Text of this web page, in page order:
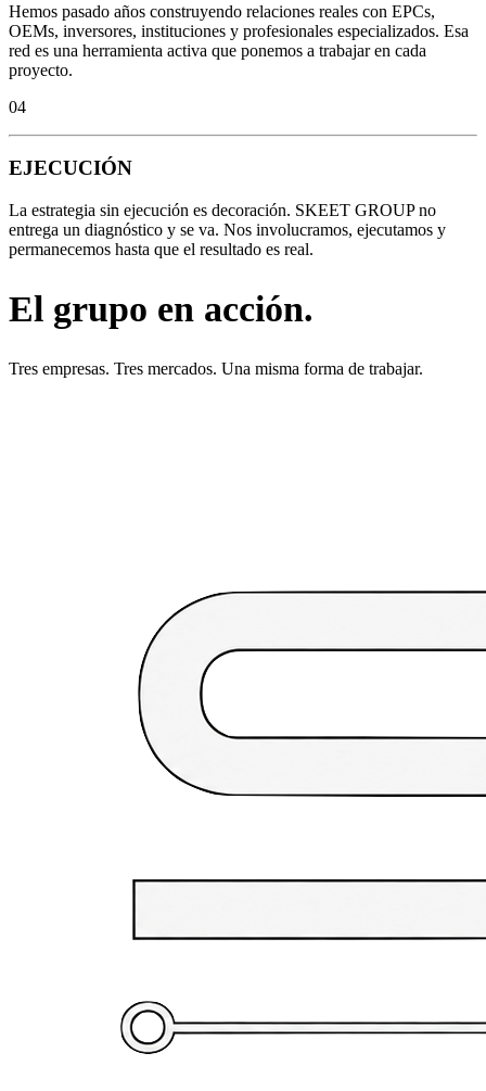
Hemos pasado años construyendo relaciones reales con EPCs,
OEMs, inversores, instituciones y profesionales especializados. Esa
red es una herramienta activa que ponemos a trabajar en cada
proyecto.
04
EJECUCIÓN
La estrategia sin ejecución es decoración. SKEET GROUP no
entrega un diagnóstico y se va. Nos involucramos, ejecutamos y
permanecemos hasta que el resultado es real.
El grupo en acción.
Tres empresas. Tres mercados. Una misma forma de trabajar.